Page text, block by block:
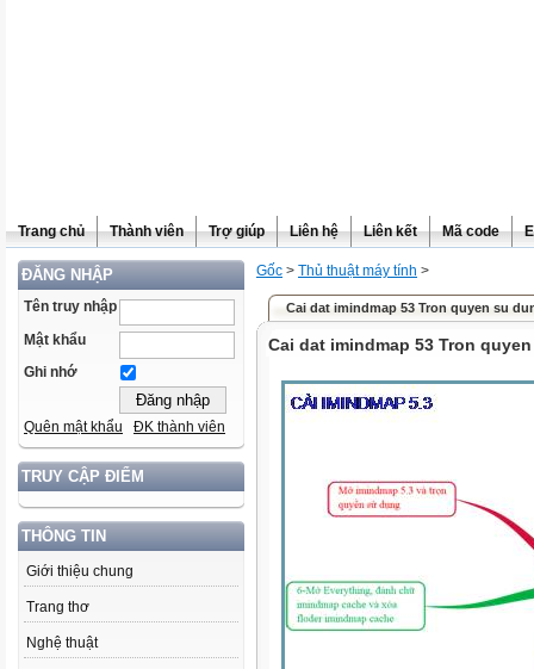
Trang chủ Thành viên Trợ giúp Liên hệ Liên kết Mã code
ĐĂNG NHẬP
Tên truy nhập
Mật khẩu
Ghi nhớ
Quên mật khẩu ĐK thành viên
TRUY CẬP ĐIỂM
THÔNG TIN
Giới thiệu chung
Trang thơ
Nghệ thuật
Gốc > Thủ thuật máy tính >
Cai dat imindmap 53 Tron quyen su
Cai dat imindmap 53 Tron